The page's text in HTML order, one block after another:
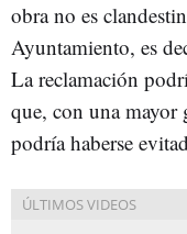
obra no es
Ayuntamiento, es
La reclamación
que, con una
podría haberse